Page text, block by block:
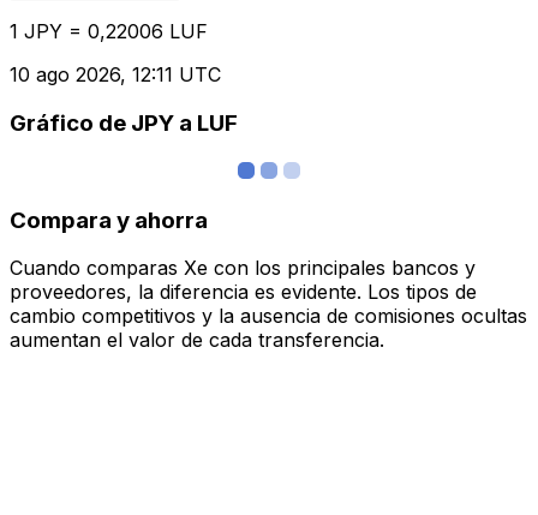
1 JPY = 0,22006 LUF
10 ago 2026, 12:11 UTC
Gráfico de JPY a LUF
Compara y ahorra
Cuando comparas Xe con los principales bancos y
proveedores, la diferencia es evidente. Los tipos de
cambio competitivos y la ausencia de comisiones ocultas
aumentan el valor de cada transferencia.